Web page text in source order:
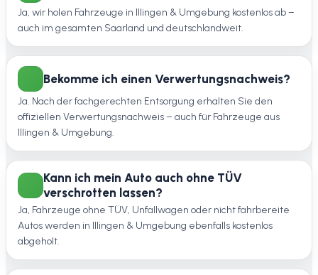
Ja, wir holen Fahrzeuge in Illingen & Umgebung kostenlos ab –
auch im gesamten Saarland und deutschlandweit.
Bekomme ich einen Verwertungsnachweis?
Ja. Nach der fachgerechten Entsorgung erhalten Sie den
offiziellen Verwertungsnachweis – auch für Fahrzeuge aus
Illingen & Umgebung.
Kann ich mein Auto auch ohne TÜV
verschrotten lassen?
Ja, Fahrzeuge ohne TÜV, Unfallwagen oder nicht fahrbereite
Autos werden in Illingen & Umgebung ebenfalls kostenlos
abgeholt.